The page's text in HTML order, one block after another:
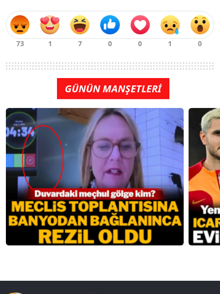
GÜNÜN MANŞETLERİ